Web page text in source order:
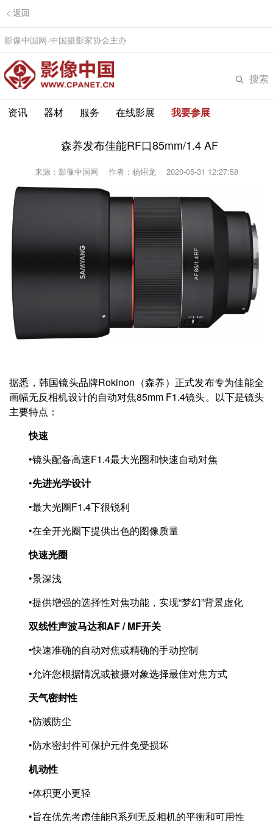
返回
影像中国网-中国摄影家协会主办
搜索
资讯 器材 服务 在线影展 我要参展
森养发布佳能RF口85mm/1.4 AF
来源：影像中国网 作者：杨炤龙 2020-05-31 12:27:58
据悉，韩国镜头品牌Rokinon（森养）正式发布专为佳能全
画幅无反相机设计的自动对焦85mm F1.4镜头。以下是镜头
主要特点：
快速
•镜头配备高速F1.4最大光圈和快速自动对焦
•先进光学设计
•最大光圈F1.4下很锐利
•在全开光圈下提供出色的图像质量
快速光圈
•景深浅
•提供增强的选择性对焦功能，实现“梦幻”背景虚化
双线性声波马达和AF / MF开关
•快速准确的自动对焦或精确的手动控制
•允许您根据情况或被摄对象选择最佳对焦方式
天气密封性
•防溅防尘
•防水密封件可保护元件免受损坏
机动性
•体积更小更轻
•旨在优先考虑佳能R系列无反相机的平衡和可用性